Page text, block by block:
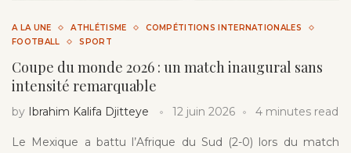
A LA UNE ATHLÉTISME
COMPÉTITIONS INTERNATIONALES
FOOTBALL
SPORT
Coupe du monde 2026 : un match inaugural sans
intensité remarquable
by Ibrahim Kalifa Djitteye 12 juin 2026 4 minutes read
Le Mexique a battu l’Afrique du Sud (2-0) lors du match